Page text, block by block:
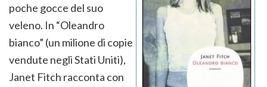
poche gocce del suo
veleno. In “Oleandro
bianco” (un milione di copie
vendute negli Stati Uniti),
Janet Fitch racconta con